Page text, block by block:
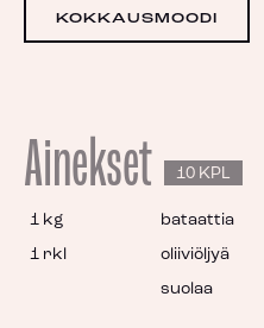
KOKKAUSMOODI
Ainekset 10 KPL
bataattia
1 kg
oliiviöljyä
1 rkl
suolaa